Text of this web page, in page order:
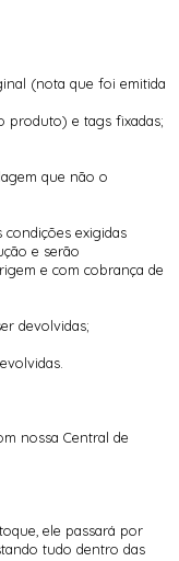
(nota que foi emitida
produto) e tags fixadas;
que não o
condições exigidas
e serão
e com cobrança de
devolvidas;
nossa Central de
ele passará por
tudo dentro das